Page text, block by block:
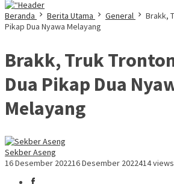
Beranda
Berita Utama General
Brakk,
Pikap Dua Nyawa Melayang
Brakk, Truk
Dua Pikap Dua
Melayang
Sekber Aseng
16 Desember 202216 Desember 2022414 views